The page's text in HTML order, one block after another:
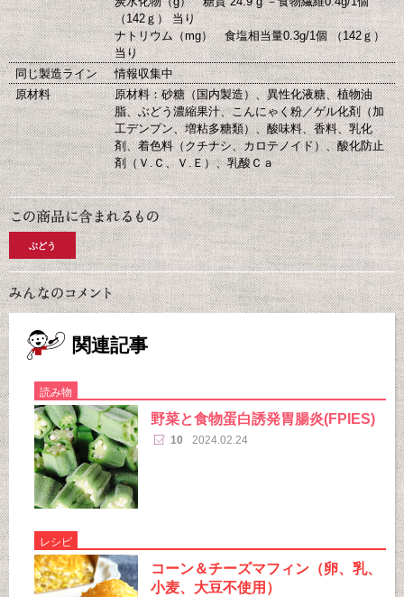
（142ｇ） 当り
ナトリウム（mg） 食塩相当量0.3g/1個 （142ｇ）
当り
同じ製造ライン
情報収集中
原材料
原材料：砂糖（国内製造）、異性化液糖、植物油
脂、ぶどう濃縮果汁、こんにゃく粉／ゲル化剤（加
工デンプン、増粘多糖類）、酸味料、香料、乳化
剤、着色料（クチナシ、カロテノイド）、酸化防止
剤（Ｖ.Ｃ、Ｖ.Ｅ）、乳酸Ｃａ
ぶどう
関連記事
読み物
野菜と食物蛋白誘発胃腸炎(FPIES)
10 2024.02.24
レシピ
コーン＆チーズマフィン（卵、乳、
小麦、大豆不使用）